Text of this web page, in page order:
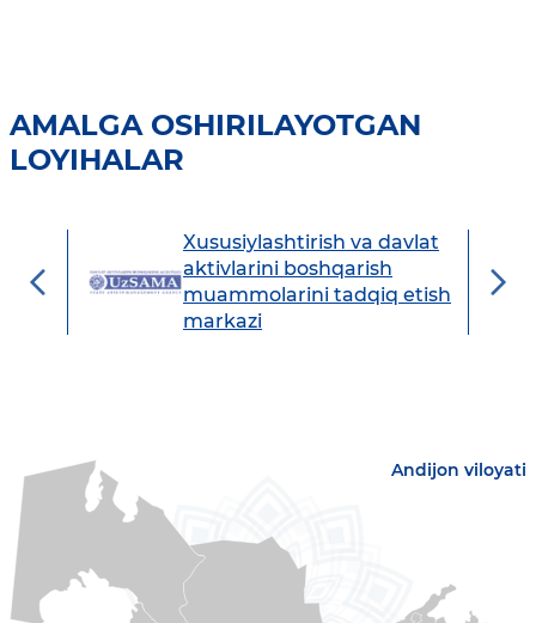
AMALGA OSHIRILAYOTGAN
LOYIHALAR
Xususiylashtirish va davlat
aktivlarini boshqarish
muammolarini tadqiq etish
markazi
Andijon viloyati